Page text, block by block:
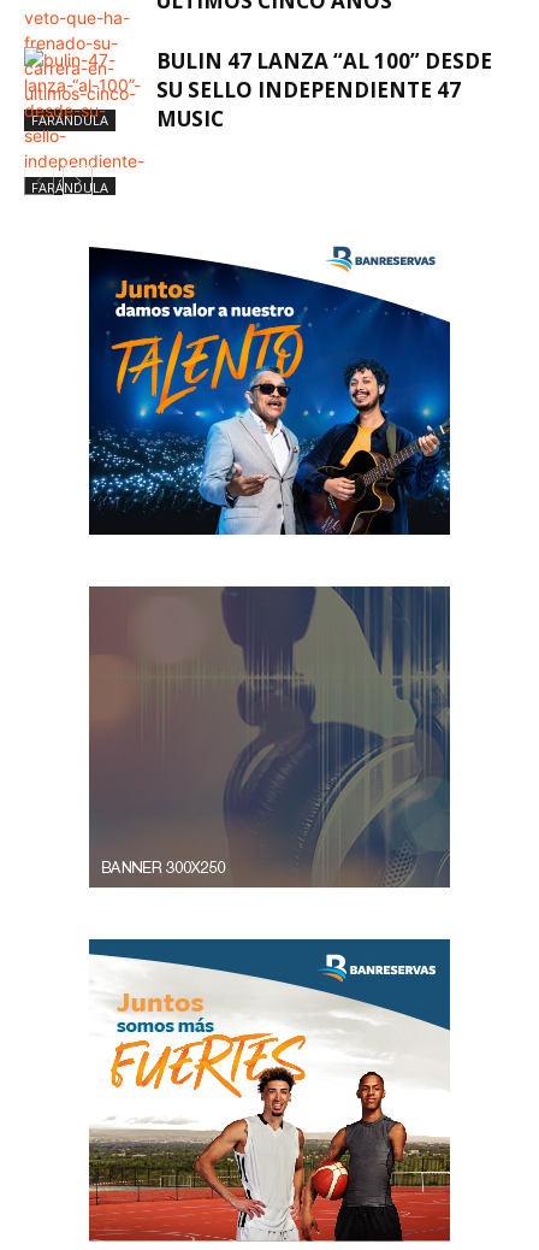
FARÁNDULA
FARÁNDULA
BULIN 47 LANZA “AL 100” DESDE
SU SELLO INDEPENDIENTE 47
MUSIC